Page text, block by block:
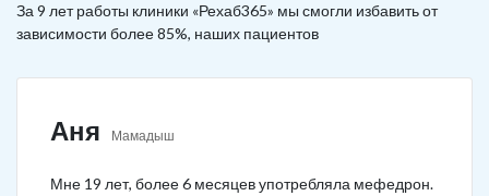
За 9 лет работы клиники «Рехаб365» мы смогли избавить от
зависимости более 85%, наших пациентов
Аня Мамадыш
Мне 19 лет, более 6 месяцев употребляла мефедрон.